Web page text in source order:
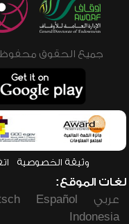
جميع الحقوق محفوظة © 2026 - 1998 لشبكة
وثيقة الخصوصية
لغات الموقع:
عربي
Español
Indonesia